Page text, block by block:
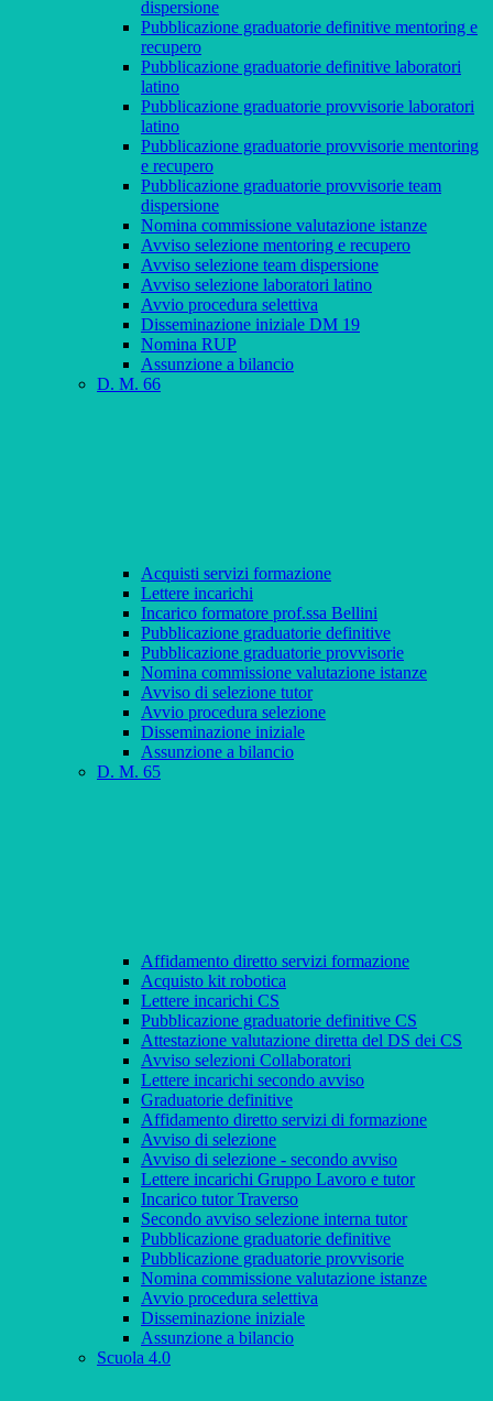
dispersione
Pubblicazione graduatorie definitive mentoring e
recupero
Pubblicazione graduatorie definitive laboratori
latino
Pubblicazione graduatorie provvisorie laboratori
latino
Pubblicazione graduatorie provvisorie mentoring
e recupero
Pubblicazione graduatorie provvisorie team
dispersione
Nomina commissione valutazione istanze
Avviso selezione mentoring e recupero
Avviso selezione team dispersione
Avviso selezione laboratori latino
Avvio procedura selettiva
Disseminazione iniziale DM 19
Nomina RUP
Assunzione a bilancio
D. M. 66
Acquisti servizi formazione
Lettere incarichi
Incarico formatore prof.ssa Bellini
Pubblicazione graduatorie definitive
Pubblicazione graduatorie provvisorie
Nomina commissione valutazione istanze
Avviso di selezione tutor
Avvio procedura selezione
Disseminazione iniziale
Assunzione a bilancio
D. M. 65
Affidamento diretto servizi formazione
Acquisto kit robotica
Lettere incarichi CS
Pubblicazione graduatorie definitive CS
Attestazione valutazione diretta del DS dei CS
Avviso selezioni Collaboratori
Lettere incarichi secondo avviso
Graduatorie definitive
Affidamento diretto servizi di formazione
Avviso di selezione
Avviso di selezione - secondo avviso
Lettere incarichi Gruppo Lavoro e tutor
Incarico tutor Traverso
Secondo avviso selezione interna tutor
Pubblicazione graduatorie definitive
Pubblicazione graduatorie provvisorie
Nomina commissione valutazione istanze
Avvio procedura selettiva
Disseminazione iniziale
Assunzione a bilancio
Scuola 4.0